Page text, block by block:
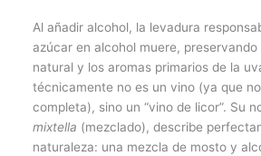
Al añadir alcohol, la levadura
azúcar en alcohol muere,
natural y los aromas primarios de la
técnicamente no es un vino (ya que
completa), sino un “vino de licor”. Su
mixtella (mezclado), describe
naturaleza: una mezcla de mosto y